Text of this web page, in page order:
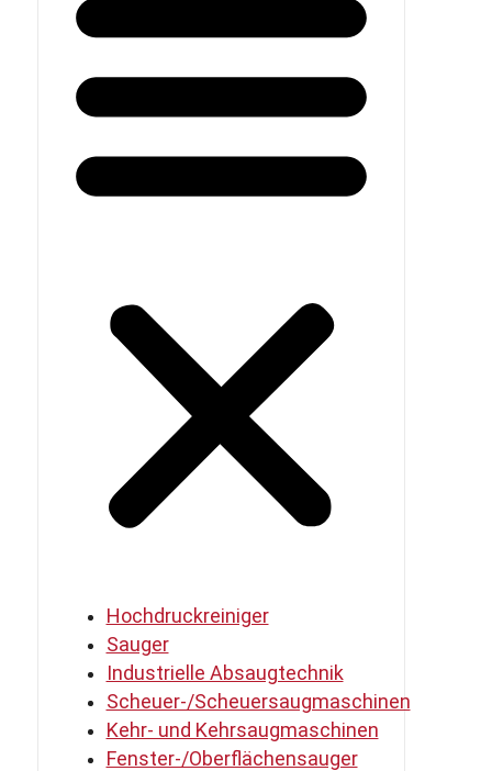
Hochdruckreiniger
Sauger
Industrielle Absaugtechnik
Scheuer-/Scheuersaugmaschinen
Kehr- und Kehrsaugmaschinen
Fenster-/Oberflächensauger